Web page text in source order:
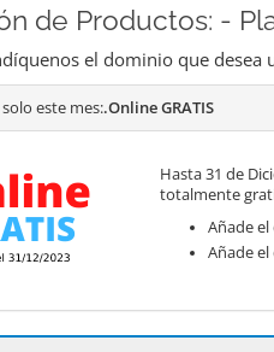
de Productos: -
el dominio que desea
este mes:.Online GRATIS
Hasta 31 de
totalmente
Añade
Añade